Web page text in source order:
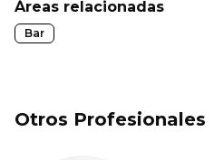
Áreas relacionadas
Bar
Otros Profesionales